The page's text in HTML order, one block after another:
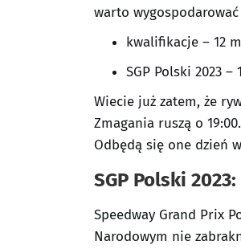
warto
kwalifikacje – 12
SGP Polski 2023
Wiecie już zatem, że
Zmagania ruszą o
Odbędą się one dzień
SGP Polski
Speedway Grand Prix
Narodowym nie